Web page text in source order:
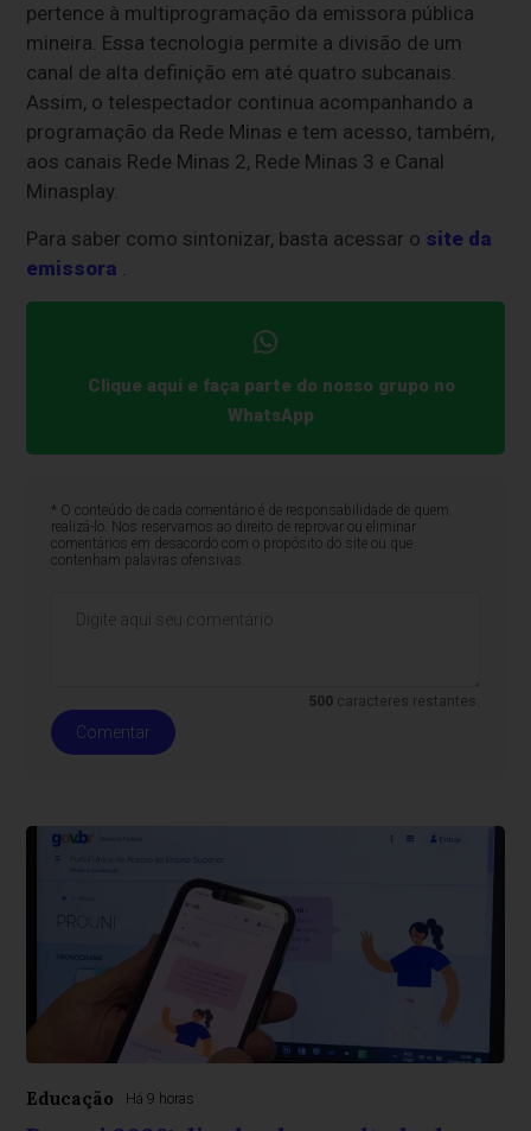
pertence à multiprogramação da emissora pública
mineira. Essa tecnologia permite a divisão de um
canal de alta definição em até quatro subcanais.
Assim, o telespectador continua acompanhando a
programação da Rede Minas e tem acesso, também,
aos canais Rede Minas 2, Rede Minas 3 e Canal
Minasplay.
Para saber como sintonizar, basta acessar o site da
emissora .
Clique aqui e faça parte do nosso grupo no
WhatsApp
* O conteúdo de cada comentário é de responsabilidade de quem
realizá-lo. Nos reservamos ao direito de reprovar ou eliminar
comentários em desacordo com o propósito do site ou que
contenham palavras ofensivas.
500 caracteres restantes.
Comentar
Educação Há 9 horas